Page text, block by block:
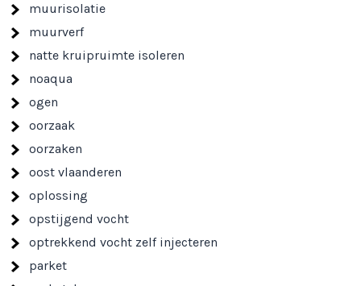
muurisolatie
muurverf
natte kruipruimte isoleren
noaqua
ogen
oorzaak
oorzaken
oost vlaanderen
oplossing
opstijgend vocht
optrekkend vocht zelf injecteren
parket